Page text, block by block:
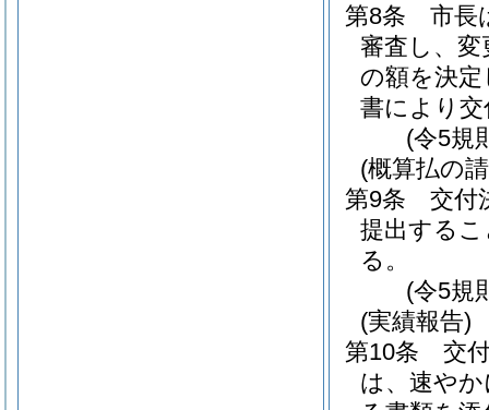
第8条
市長
審査し、
の額を決定
書により
(令5規
(概算払の
第9条
交付
提出する
る。
(令5規
(実績報告)
第10条
交
は、速や